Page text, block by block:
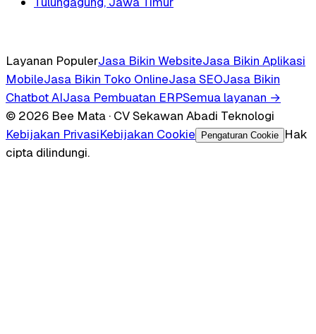
Layanan PopulerJasa Bikin WebsiteJasa Bikin Aplikasi
MobileJasa Bikin Toko OnlineJasa SEOJasa Bikin
Chatbot AIJasa Pembuatan ERPSemua layanan →
© 2026 Bee Mata · CV Sekawan Abadi Teknologi
Kebijakan PrivasiKebijakan Cookie Pengaturan Cookie
Hak
cipta dilindungi.